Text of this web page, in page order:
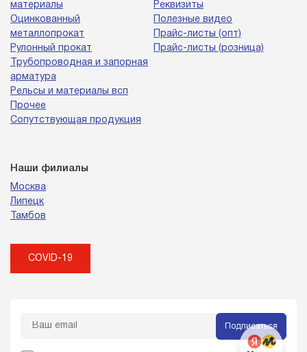
материалы
Оцинкованный
металлопрокат
Рулонный прокат
Трубопроводная и запорная
арматура
Рельсы и материалы всп
Прочее
Сопутствующая продукция
Реквизиты
Полезные видео
Прайс-листы (опт)
Прайс-листы (розница)
Наши филиалы
Москва
Липецк
Тамбов
COVID-19
Подписаться